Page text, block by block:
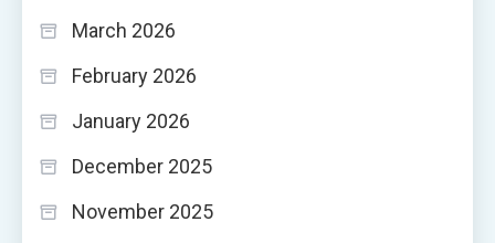
March 2026
February 2026
January 2026
December 2025
November 2025